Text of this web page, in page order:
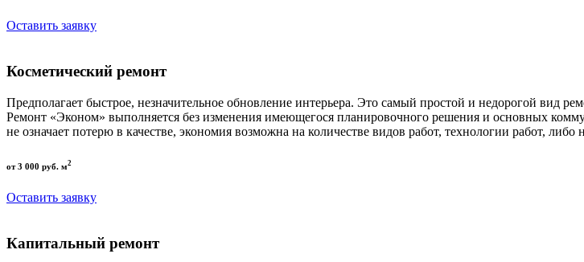
Оставить заявку
Косметический ремонт
Предполагает быстрое, незначительное обновление интерьера. Это самый простой и недорогой вид
Ремонт «Эконом» выполняется без изменения имеющегося планировочного решения и основных
не означает потерю в качестве, экономия возможна на количестве видов работ, технологии работ,
от 3 000 руб. м2
Оставить заявку
Капитальный ремонт